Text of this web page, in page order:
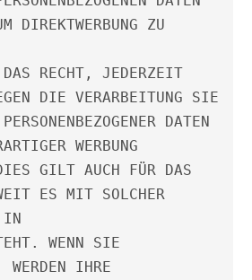
DIREKTWERBUNG ZU
DIE VERARBEITUNG SIE
WERBUNG
ES MIT SOLCHER
IN
WERDEN IHRE